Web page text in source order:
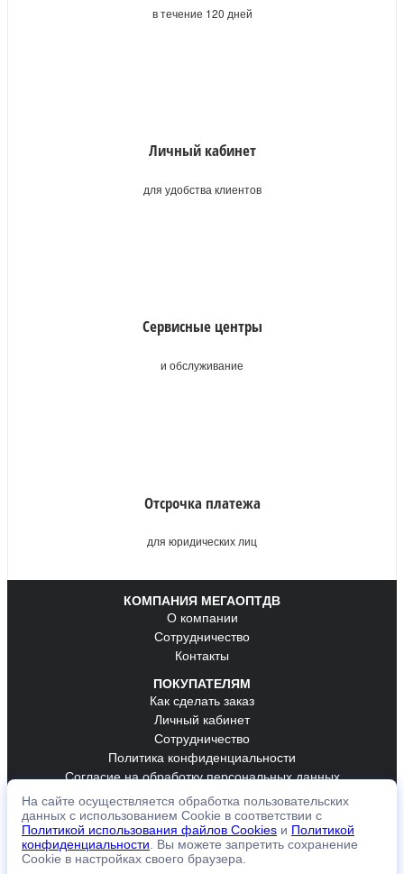
в течение 120 дней
Личный кабинет
для удобства клиентов
Сервисные центры
и обслуживание
Отсрочка платежа
для юридических лиц
КОМПАНИЯ МЕГАОПТДВ
О компании
Сотрудничество
Контакты
ПОКУПАТЕЛЯМ
Как сделать заказ
Личный кабинет
Сотрудничество
Политика конфиденциальности
Согласие на обработку персональных данных
ОБРАТНАЯ СВЯЗЬ
К оплате принимаем
На сайте осуществляется обработка пользовательских
данных с использованием Cookie в соответствии с
Политикой использования файлов Cookies и Политикой
конфиденциальности . Вы можете запретить сохранение
Cookie в настройках своего браузера.